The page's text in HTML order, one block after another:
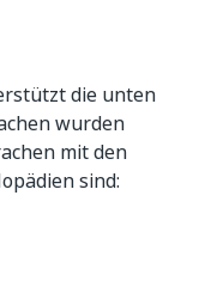
die unten
wurden
mit den
sind: